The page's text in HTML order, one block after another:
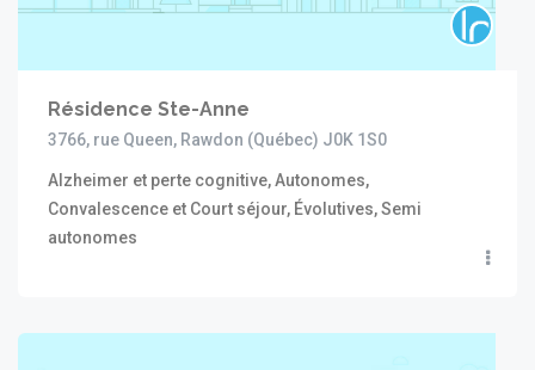
Résidence Ste-Anne
3766, rue Queen, Rawdon (Québec) J0K 1S0
Alzheimer et perte cognitive, Autonomes,
Convalescence et Court séjour, Évolutives, Semi
autonomes